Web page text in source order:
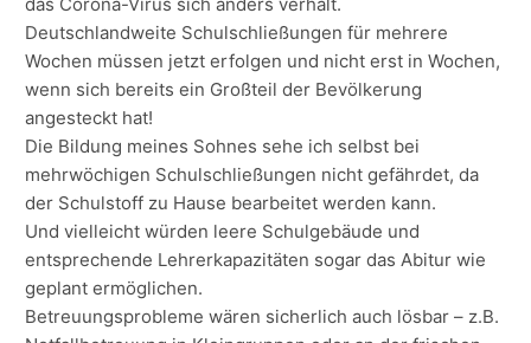
Deutschlandweite Schulschließungen für mehrere
Wochen müssen jetzt erfolgen und nicht erst in Wochen,
wenn sich bereits ein Großteil der Bevölkerung
angesteckt hat!
Die Bildung meines Sohnes sehe ich selbst bei
mehrwöchigen Schulschließungen nicht gefährdet, da
der Schulstoff zu Hause bearbeitet werden kann.
Und vielleicht würden leere Schulgebäude und
entsprechende Lehrerkapazitäten sogar das Abitur wie
geplant ermöglichen.
Betreuungsprobleme wären sicherlich auch lösbar – z.B.